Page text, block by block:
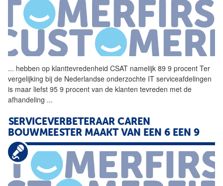
... hebben op klanttevredenheid CSAT namelijk 89 9 procent Ter
vergelijking bij de Nederlandse onderzochte IT serviceafdelingen
is maar liefst 95 9 procent van de klanten tevreden met de
afhandeling ...
SERVICEVERBETERAAR CAREN
BOUWMEESTER MAAKT VAN EEN 6 EEN 9